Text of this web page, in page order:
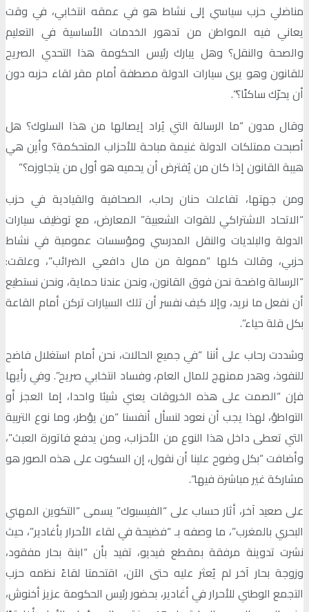
مناضلي حزب سياسي إلى نشاط هو في عمقه انتخابي، في وقت
يعاني فيه المواطن من تدهور الخدمات الأساسية في التعليم
والصحة والنقل؟ وهل يبارك رئيس الحكومة هذا التحدي الصريح
للقانون وهو يرى سيارات الدولة مصطفة أمام مقر لقاء حزبه دون
أن يحرّك ساكنًا؟”.
وقال مدون “ما الرسالة التي يُراد إيصالها من هذا السلوك؟ هل
أصبحت ممتلكات الدولة غنيمة مباحة للأحزاب المتحكمة؟ وأين هي
هيبة القانون إذا كان من يُفترض أن يحميه هو أول من يتجاوزه؟”
ومن جهتها، تفاعلت حنان رحاب، الصحافية والقيادية في حزب
“الاتحاد الاشتراكي للقوات الشعبية” المعارض، مع توظيف سيارات
الدولة والبلديات والنقل المدرسي ومؤسسات عمومية في نشاط
حزبي، وقالت كلها “ممولة من مال دافعي الضرائب”، وعلقت:
“الرسالة واضحة نحن فوق القانون، ونحن عندنا حماية، ونحن نستطيع
أن نفعل ما نريد، وإلا كيف نفسر أن تلك السيارات تركن أمام القاعة
بكل قلة حياء”.
وشددت رحاب على أننا “في جميع الحالات، نحن أمام استغلال فاضح
للنفوذ، وهدر ممنهج للمال العام، وفساد انتخابي صريح”. وفي رأيها
فإن “الصمت على هذه الخروقات يعني شيئا واحدا، إما العجز أو
التواطؤ، لهذا يجب أن نعود لنسأل أنفسنا “من يؤطر، وما نوع التربية
التي تعطى داخل هذا النوع من الأحزاب، ومن يدفع فاتورة العبث”،
وأضافت “بكل وضوح علينا أن نقول، إن السكوت على هذه الصور هو
مشاركة غير مباشرة فيها”.
على صعيد آخر، أثار حساب على “الفيسبوك” يسمى “التكوين المهني
البحري بالمغرب”، ما وصفه بـ “فضيحة في لقاء الأحرار بأغادير”، حيث
نشرت تدوينة مرفقة بمقطع فيديو، تفيد بأن “ابنة بحار مفقود،
وزوجة بحار آخر لم يُعثر عليه حتى الآن، اقتحمتا لقاءً نظمه حزب
التجمع الوطني للأحرار في أغادير، بحضور رئيس الحكومة عزيز أخنوش،